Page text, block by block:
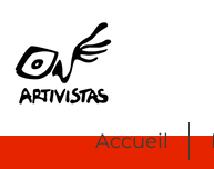
Accueil